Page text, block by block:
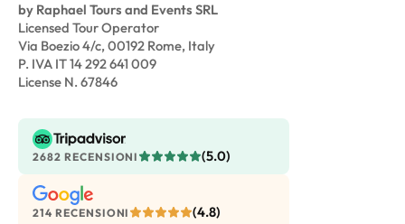
by Raphael Tours and Events SRL
Licensed Tour Operator
Via Boezio 4/c, 00192 Rome, Italy
P. IVA IT 14 292 641 009
License N. 67846
2682 RECENSIONI (5.0)
214 RECENSIONI (4.8)